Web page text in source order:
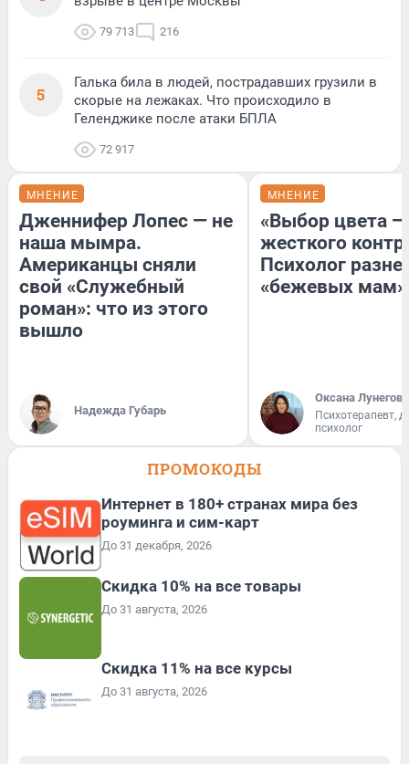
79 713 216
5
Галька била в людей, пострадавших грузили в
скорые на лежаках. Что происходило в
Геленджике после атаки БПЛА
72 917
МНЕНИЕ
Дженнифер Лопес — не
наша мымра.
Американцы сняли
свой «Служебный
роман»: что из этого
вышло
Надежда Губарь
МНЕНИЕ
«Выбор цвета —
жесткого
Психолог
«бежевых мам»
Оксана Лунегова
Психотерапевт,
психолог
ПРОМОКОДЫ
Интернет в 180+ странах мира без
роуминга и сим-карт
До 31 декабря, 2026
Скидка 10% на все товары
До 31 августа, 2026
Скидка 11% на все курсы
До 31 августа, 2026